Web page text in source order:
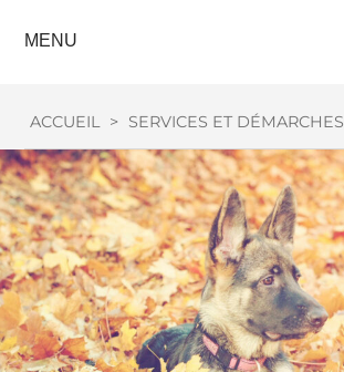
MENU
ACCUEIL > SERVICES ET DÉMARCHES